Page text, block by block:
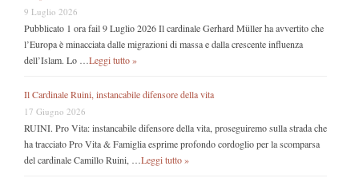
9 Luglio 2026
Pubblicato 1 ora fail 9 Luglio 2026 Il cardinale Gerhard Müller ha avvertito che
l’Europa è minacciata dalle migrazioni di massa e dalla crescente influenza
dell’Islam. Lo … Leggi tutto »
Il Cardinale Ruini, instancabile difensore della vita
17 Giugno 2026
RUINI. Pro Vita: instancabile difensore della vita, proseguiremo sulla strada che
ha tracciato Pro Vita & Famiglia esprime profondo cordoglio per la scomparsa
del cardinale Camillo Ruini, … Leggi tutto »